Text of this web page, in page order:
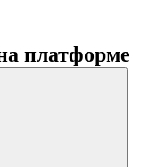
платформе